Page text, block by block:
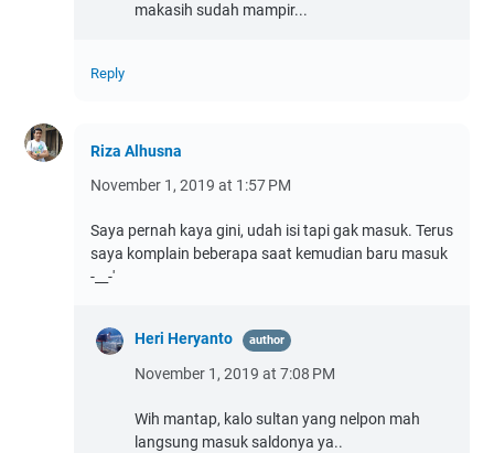
makasih sudah mampir...
Reply
Riza Alhusna
November 1, 2019 at 1:57 PM
Saya pernah kaya gini, udah isi tapi gak masuk. Terus
saya komplain beberapa saat kemudian baru masuk
-__-'
Heri Heryanto
November 1, 2019 at 7:08 PM
Wih mantap, kalo sultan yang nelpon mah
langsung masuk saldonya ya..